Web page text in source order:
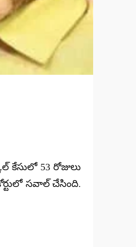
53 రోజులు
సవాల్ చేసింది.